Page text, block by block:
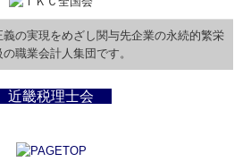
義の実現をめざし関与先企業の永続的繁栄
職業会計人集団です。
近畿税理士会